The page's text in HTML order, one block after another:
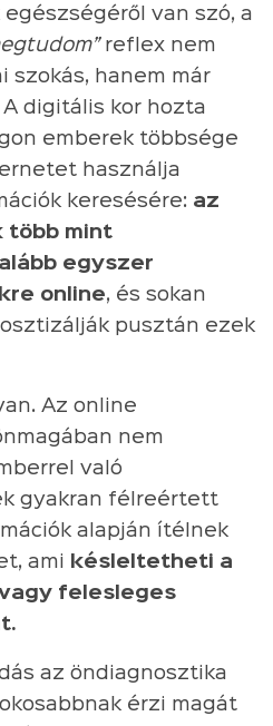
van szó, a
reflex nem
szokás, hanem már
digitális kor hozta
emberek többsége
használja
keresésére: az
több mint
egyszer
online, és sokan
pusztán ezek
Az online
nem
való
gyakran félreértett
alapján ítélnek
ami
késleltetheti a
felesleges
az öndiagnosztika
érzi magát